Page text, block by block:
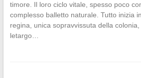
timore. Il loro ciclo vitale, spesso poco
complesso balletto naturale. Tutto inizia
regina, unica sopravvissuta della
letargo…